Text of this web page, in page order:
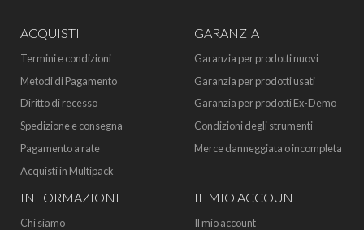
ACQUISTI
Termini e condizioni
Metodi di Pagamento
Diritto di recesso
Spedizione e consegna
Pagamento a rate
Acquisti in Multipack
GARANZIA
Garanzia per prodotti nuovi
Garanzia per prodotti usati
Garanzia per prodotti Ex-Demo
Condizioni degli strumenti
Merce danneggiata o incompleta
INFORMAZIONI
Chi siamo
IL MIO ACCOUNT
Il mio account